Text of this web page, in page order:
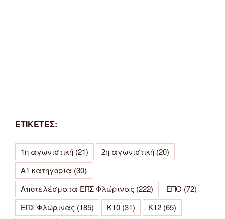
ΕΤΙΚΕΤΕΣ:
1η αγωνιστική (21) 2η αγωνιστική (20)
Α1 κατηγορία (30)
Αποτελέσματα ΕΠΣ Φλώρινας (222) ΕΠΟ (72)
ΕΠΣ Φλώρινας (185) Κ10 (31) Κ12 (65)